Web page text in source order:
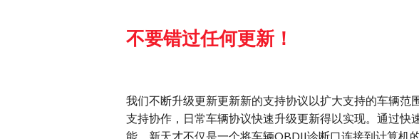
不要错过任何更新！
我们不断升级更新更新新的支持协议以扩大支持的车辆范
支持协作，日常车辆协议快速升级更新得以实现。通过快
能。新天才不仅是一个将车辆OBDII诊断口连接到计算机